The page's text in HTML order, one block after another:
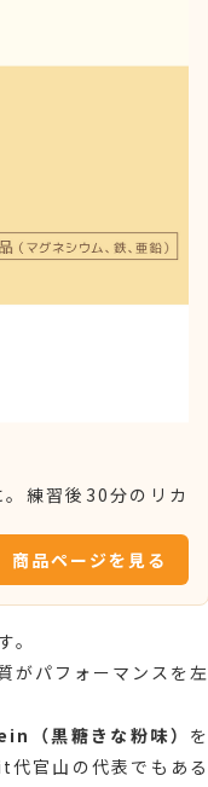
練習後30分のリカ
商品ページを見る
。
がパフォーマンスを左
黒糖きな粉味） を
官山の代表でもある